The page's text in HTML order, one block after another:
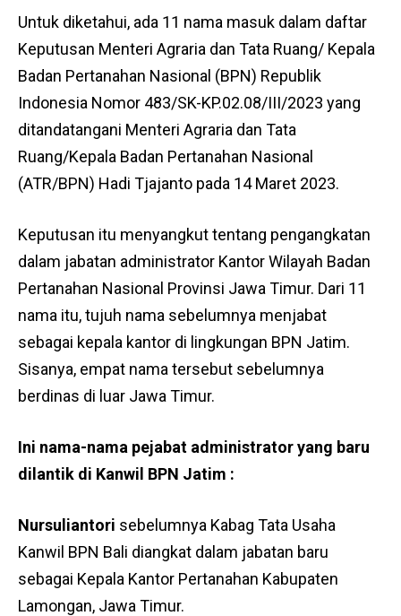
Untuk diketahui, ada 11 nama masuk dalam daftar
Keputusan Menteri Agraria dan Tata Ruang/ Kepala
Badan Pertanahan Nasional (BPN) Republik
Indonesia Nomor 483/SK-KP.02.08/III/2023 yang
ditandatangani Menteri Agraria dan Tata
Ruang/Kepala Badan Pertanahan Nasional
(ATR/BPN) Hadi Tjajanto pada 14 Maret 2023.
Keputusan itu menyangkut tentang pengangkatan
dalam jabatan administrator Kantor Wilayah Badan
Pertanahan Nasional Provinsi Jawa Timur. Dari 11
nama itu, tujuh nama sebelumnya menjabat
sebagai kepala kantor di lingkungan BPN Jatim.
Sisanya, empat nama tersebut sebelumnya
berdinas di luar Jawa Timur.
Ini nama-nama pejabat administrator yang baru
dilantik di Kanwil BPN Jatim :
Nursuliantori sebelumnya Kabag Tata Usaha
Kanwil BPN Bali diangkat dalam jabatan baru
sebagai Kepala Kantor Pertanahan Kabupaten
Lamongan, Jawa Timur.